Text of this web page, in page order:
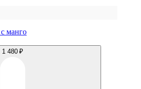
манго
1 480 ₽